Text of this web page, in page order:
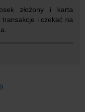
złożony i karta
transakcje i czekać na